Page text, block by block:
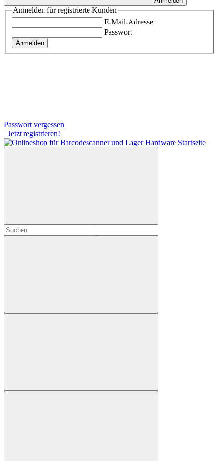
Anmelden für registrierte Kunden
E-Mail-Adresse
Passwort
Anmelden
Passwort vergessen
Jetzt registrieren!